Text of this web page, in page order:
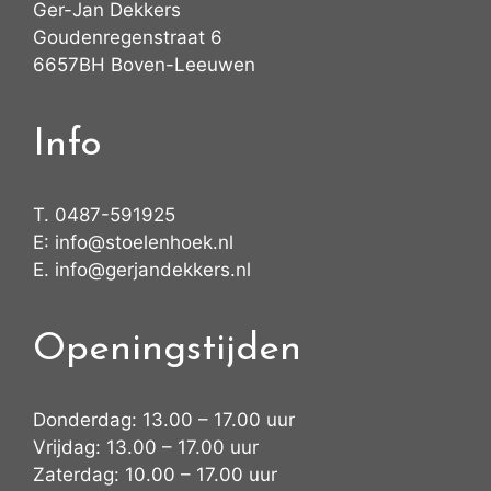
Ger-Jan Dekkers
Goudenregenstraat 6
6657BH Boven-Leeuwen
Info
T. 0487-591925
E: info@stoelenhoek.nl
E. info@gerjandekkers.nl
Openingstijden
Donderdag: 13.00 – 17.00 uur
Vrijdag: 13.00 – 17.00 uur
Zaterdag: 10.00 – 17.00 uur